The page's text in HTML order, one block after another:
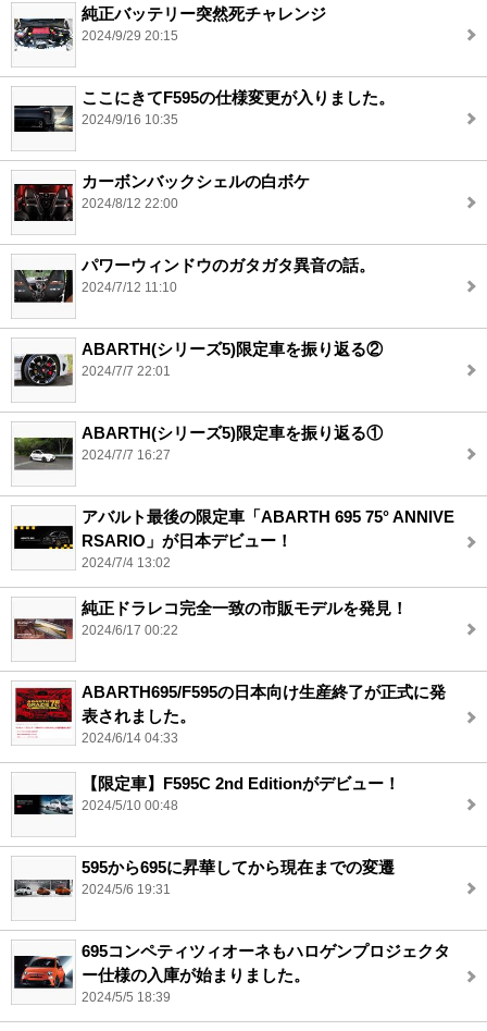
純正バッテリー突然死チャレンジ
2024/9/29 20:15
ここにきてF595の仕様変更が入りました。
2024/9/16 10:35
カーボンバックシェルの白ボケ
2024/8/12 22:00
パワーウィンドウのガタガタ異音の話。
2024/7/12 11:10
ABARTH(シリーズ5)限定車を振り返る②
2024/7/7 22:01
ABARTH(シリーズ5)限定車を振り返る①
2024/7/7 16:27
アバルト最後の限定車「ABARTH 695 75° ANNIVE
RSARIO」が日本デビュー！
2024/7/4 13:02
純正ドラレコ完全一致の市販モデルを発見！
2024/6/17 00:22
ABARTH695/F595の日本向け生産終了が正式に発
表されました。
2024/6/14 04:33
【限定車】F595C 2nd Editionがデビュー！
2024/5/10 00:48
595から695に昇華してから現在までの変遷
2024/5/6 19:31
695コンペティツィオーネもハロゲンプロジェクタ
ー仕様の入庫が始まりました。
2024/5/5 18:39